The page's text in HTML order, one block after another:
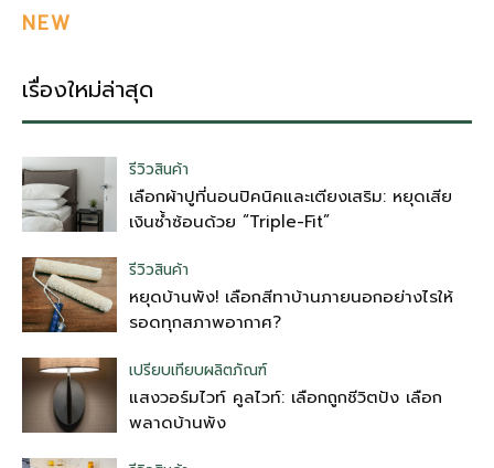
NEW
เรื่องใหม่ล่าสุด
รีวิวสินค้า
เลือกผ้าปูที่นอนปิคนิคและเตียงเสริม: หยุดเสีย
เงินซ้ำซ้อนด้วย “Triple-Fit”
รีวิวสินค้า
หยุดบ้านพัง! เลือกสีทาบ้านภายนอกอย่างไรให้
รอดทุกสภาพอากาศ?
เปรียบเทียบผลิตภัณฑ์
แสงวอร์มไวท์ คูลไวท์: เลือกถูกชีวิตปัง เลือก
พลาดบ้านพัง